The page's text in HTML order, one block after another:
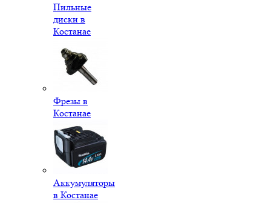
Пильные
диски в
Костанае
Фрезы в
Костанае
Аккумуляторы
в Костанае